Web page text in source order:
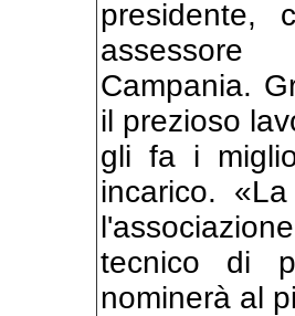
presidente,
assessore
Campania.
il prezioso
gli fa i
incarico.
tecnico di
nominerà al